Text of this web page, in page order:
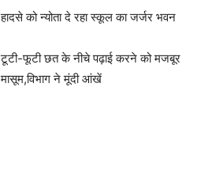
हादसे को न्योता दे रहा स्कूल का जर्जर भवन
टूटी-फूटी छत के नीचे पढ़ाई करने को मजबूर
मासूम,विभाग ने मूंदी आंखें